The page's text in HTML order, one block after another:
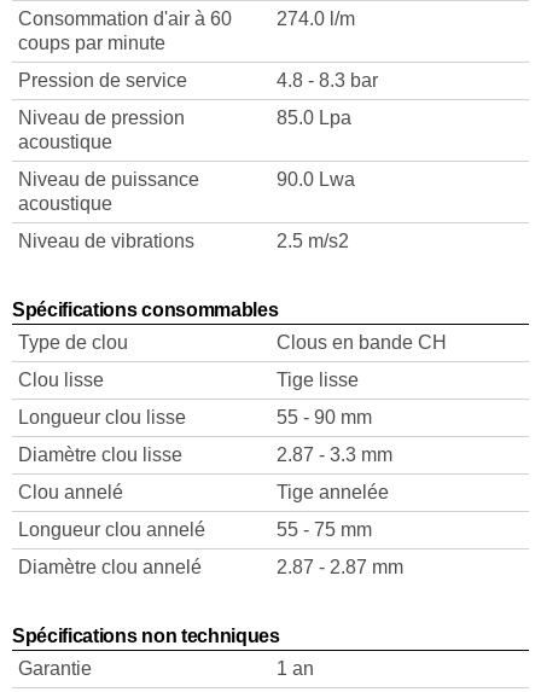
Consommation d'air à 60
coups par minute
274.0 l/m
Pression de service
4.8 - 8.3 bar
Niveau de pression
acoustique
85.0 Lpa
Niveau de puissance
acoustique
90.0 Lwa
Niveau de vibrations 2.5 m/s2
Spécifications consommables
Type de clou
Clous en bande CH
Clou lisse
Tige lisse
Longueur clou lisse
55 - 90 mm
Diamètre clou lisse
2.87 - 3.3 mm
Clou annelé
Tige annelée
Longueur clou annelé
55 - 75 mm
Diamètre clou annelé
2.87 - 2.87 mm
Spécifications non techniques
Garantie
1 an